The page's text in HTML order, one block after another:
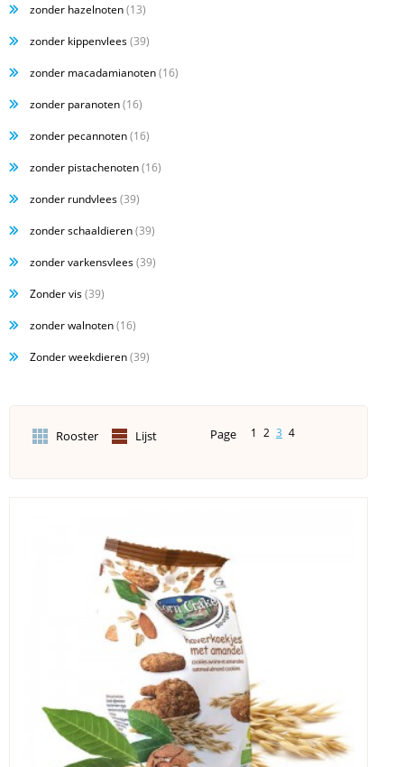
zonder hazelnoten(13)
zonder kippenvlees(39)
zonder macadamianoten(16)
zonder paranoten(16)
zonder pecannoten(16)
zonder pistachenoten(16)
zonder rundvlees(39)
zonder schaaldieren(39)
zonder varkensvlees(39)
Zonder vis(39)
zonder walnoten(16)
Zonder weekdieren(39)
Rooster Lijst Page 1 2 3 4